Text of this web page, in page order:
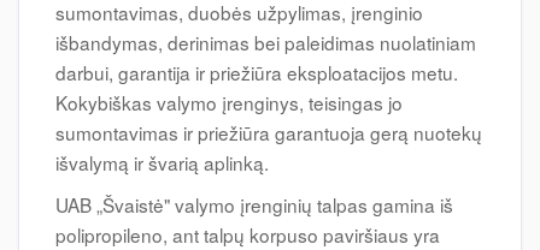
sumontavimas, duobės užpylimas, įrenginio
išbandymas, derinimas bei paleidimas nuolatiniam
darbui, garantija ir priežiūra eksploatacijos metu.
Kokybiškas valymo įrenginys, teisingas jo
sumontavimas ir priežiūra garantuoja gerą nuotekų
išvalymą ir švarią aplinką.
UAB „Švaistė" valymo įrenginių talpas gamina iš
polipropileno, ant talpų korpuso paviršiaus yra